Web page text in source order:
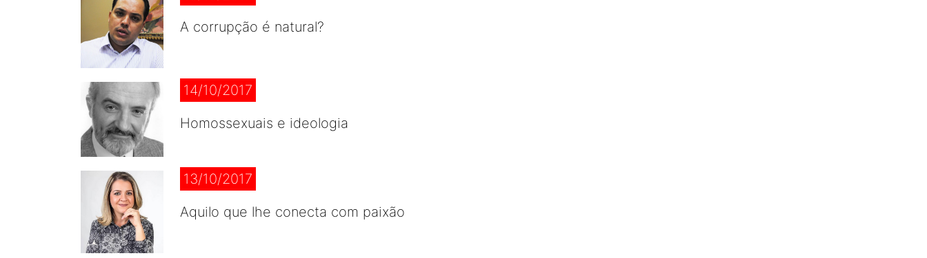
A corrupção é natural?
14/10/2017
Homossexuais e ideologia
13/10/2017
Aquilo que lhe conecta com paixão